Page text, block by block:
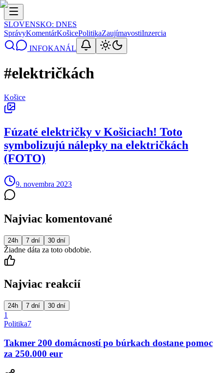
SLOVENSKO: DNES
SprávyKomentárKošicePolitikaZaujímavostiInzercia
INFOKANÁL
#električkách
Košice
Fúzaté električky v Košiciach! Toto
symbolizujú nálepky na električkách
(FOTO)
9. novembra 2023
Najviac komentované
24h 7 dní 30 dní
Žiadne dáta za toto obdobie.
Najviac reakcií
24h 7 dní 30 dní
1
Politika7
Takmer 200 domácností po búrkach dostane pomoc
za 250.000 eur